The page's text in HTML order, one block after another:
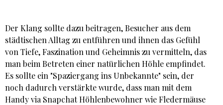
Der Klang sollte dazu beitragen, Besucher aus dem
städtischen Alltag zu entführen und ihnen das Gefühl
von Tiefe, Faszination und Geheimnis zu vermitteln, das
man beim Betreten einer natürlichen Höhle empfindet.
Es sollte ein "Spaziergang ins Unbekannte" sein, der
noch dadurch verstärkte wurde, dass man mit dem
Handy via Snapchat Höhlenbewohner wie Fledermäuse